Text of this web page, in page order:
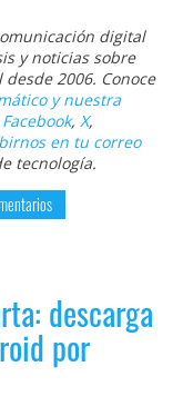
digital
y noticias sobre
2006. Conoce
y nuestra
Facebook, X,
en tu correo
tecnología.
descarga
por